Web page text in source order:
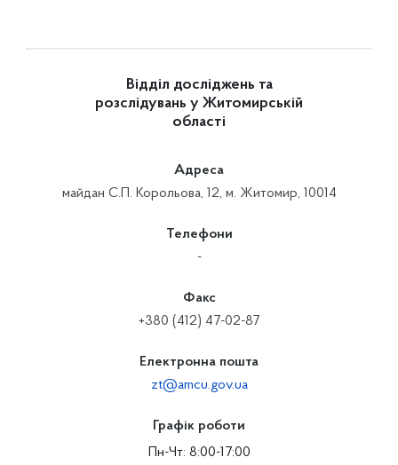
Відділ досліджень та
розслідувань у Житомирській
області
Адреса
майдан С.П. Корольова, 12, м. Житомир, 10014
Телефони
-
Факс
+380 (412) 47-02-87
Електронна пошта
zt@amcu.gov.ua
Графік роботи
Пн-Чт: 8:00-17:00